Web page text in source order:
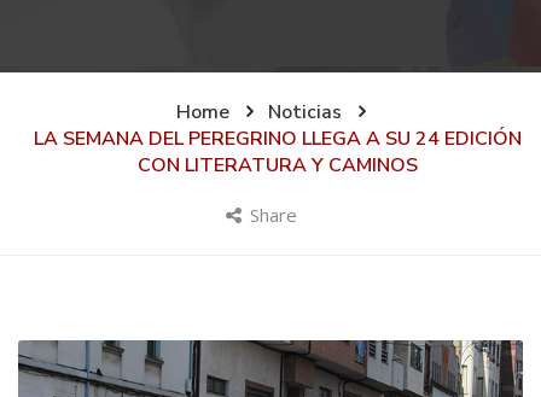
Home
Noticias
LA SEMANA DEL PEREGRINO LLEGA A SU 24 EDICIÓN
CON LITERATURA Y CAMINOS
Share